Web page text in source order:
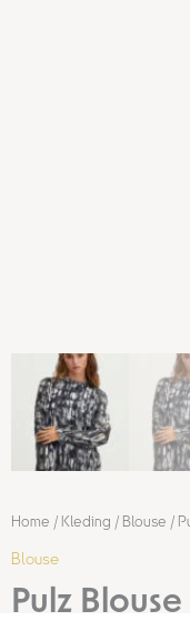
Home / Kleding / Blouse /
Blouse
Pulz